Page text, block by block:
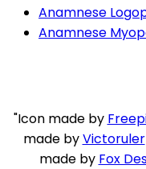
Anamnese
Anamnese
"Icon made by
made byVictoruler
made by Fox